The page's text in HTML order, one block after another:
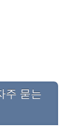
주 묻는